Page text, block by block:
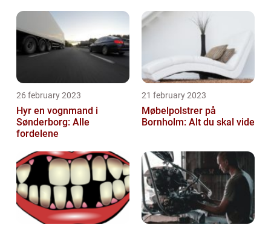
26 february 2023
Hyr en vognmand i
Sønderborg: Alle
fordelene
21 february 2023
Møbelpolstrer på
Bornholm: Alt du skal vide